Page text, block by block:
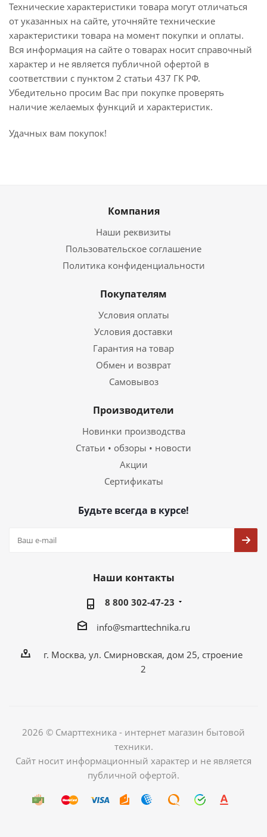
Технические характеристики товара могут отличаться
от указанных на сайте, уточняйте технические
характеристики товара на момент покупки и оплаты.
Вся информация на сайте о товарах носит справочный
характер и не является публичной офертой в
соответствии с пунктом 2 статьи 437 ГК РФ.
Убедительно просим Вас при покупке проверять
наличие желаемых функций и характеристик.
Удачных вам покупок!
Компания
Наши реквизиты
Пользовательское соглашение
Политика конфиденциальности
Покупателям
Условия оплаты
Условия доставки
Гарантия на товар
Обмен и возврат
Самовывоз
Производители
Новинки производства
Статьи • обзоры • новости
Акции
Сертификаты
Будьте всегда в курсе!
Наши контакты
8 800 302-47-23
info@smarttechnika.ru
г. Москва, ул. Смирновская, дом 25, строение
2
2026 © Смарттехника - интернет магазин бытовой
техники.
Сайт носит информационный характер и не является
публичной офертой.